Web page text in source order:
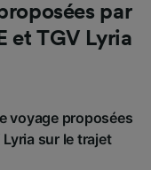
par
et TGV Lyria
voyage proposées
Lyria sur le trajet